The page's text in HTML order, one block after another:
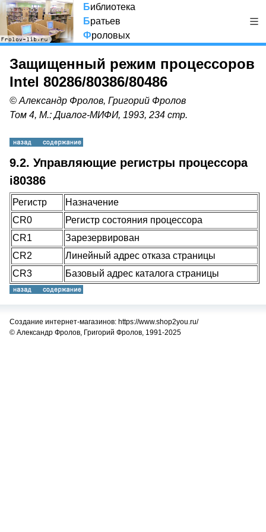
Библиотека
Братьев
Фроловых
Защищенный режим процессоров
Intel 80286/80386/80486
© Александр Фролов, Григорий Фролов
Том 4, М.: Диалог-МИФИ, 1993, 234 стр.
9.2. Управляющие регистры процессора
i80386
Регистр
Назначение
CR0
Регистр состояния процессора
CR1
Зарезервирован
CR2
Линейный адрес отказа страницы
CR3
Базовый адрес каталога страницы
Создание интернет-магазинов: https://www.shop2you.ru/
© Александр Фролов, Григорий Фролов, 1991-2025